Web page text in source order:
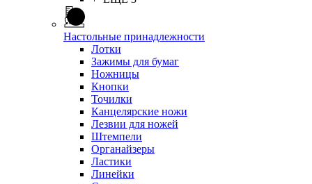
Настольные принадлежности
Лотки
Зажимы для бумаг
Ножницы
Кнопки
Точилки
Канцелярские ножи
Лезвии для ножей
Штемпели
Органайзеры
Ластики
Линейки